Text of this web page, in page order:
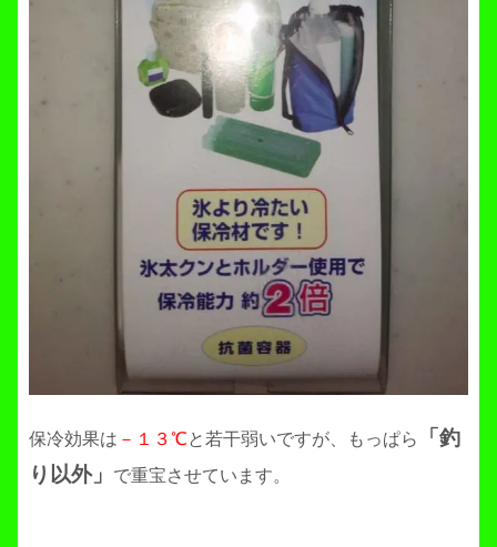
保冷効果は －１３℃と若干弱いですが、もっぱら
「釣
り以外」
で重宝させています。